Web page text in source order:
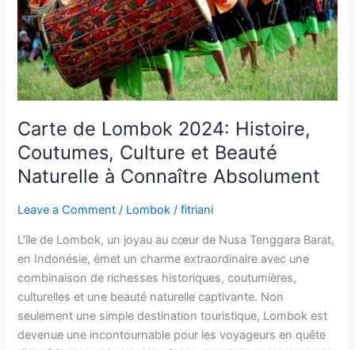
Carte de Lombok 2024: Histoire,
Coutumes, Culture et Beauté
Naturelle à Connaître Absolument
Leave a Comment / Lombok /fitriani
L’île de Lombok, un joyau au cœur de Nusa Tenggara Barat,
en Indonésie, émet un charme extraordinaire avec une
combinaison de richesses historiques, coutumières,
culturelles et une beauté naturelle captivante. Non
seulement une simple destination touristique, Lombok est
devenue une incontournable pour les voyageurs en quête
Culture
et
Beauté
Naturelle
à
Connaître
Absolument